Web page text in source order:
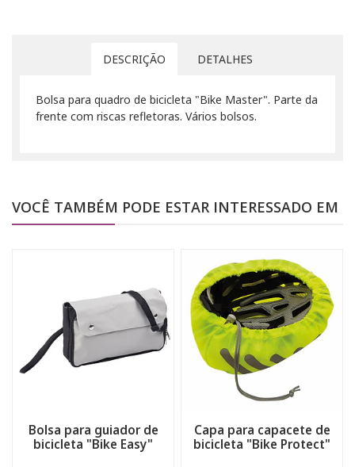
DESCRIÇÃO DETALHES
Bolsa para quadro de bicicleta "Bike Master". Parte da
frente com riscas refletoras. Vários bolsos.
VOCÊ TAMBÉM PODE ESTAR INTERESSADO EM
Bolsa para guiador de
bicicleta "Bike Easy"
Capa para capacete de
bicicleta "Bike Protect"